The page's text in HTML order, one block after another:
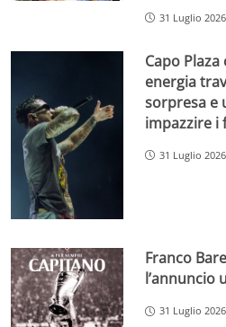
31 Luglio 2026
Capo
energia
sorpresa e
impazzire i
31 Luglio 2026
Franco
l’annuncio
31 Luglio 2026